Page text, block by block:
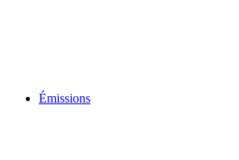
Émissions